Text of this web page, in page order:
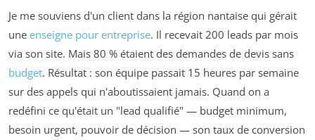
Je me souviens d'un client dans la région nantaise qui gérait
une enseigne pour entreprise. Il recevait 200 leads par mois
via son site. Mais 80 % étaient des demandes de devis sans
budget. Résultat : son équipe passait 15 heures par semaine
sur des appels qui n'aboutissaient jamais. Quand on a
redéfini ce qu'était un "lead qualifié" — budget minimum,
besoin urgent, pouvoir de décision — son taux de conversion